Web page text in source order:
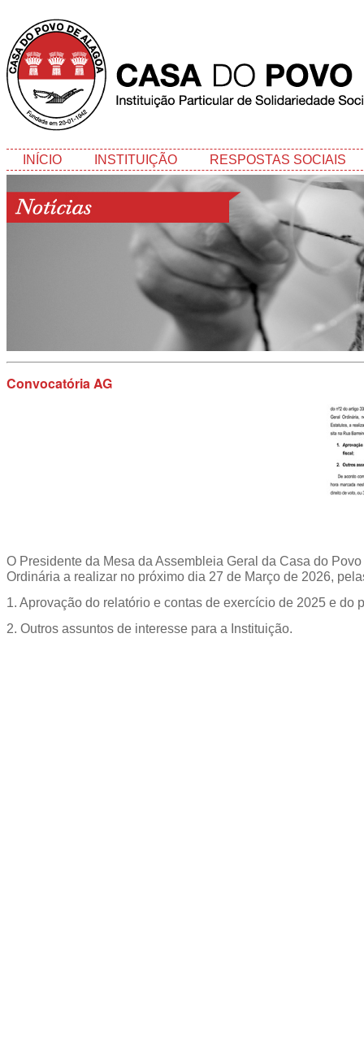
INÍCIO INSTITUIÇÃO RESPOSTAS SOCIAIS
Convocatória AG
O Presidente da Mesa da Assembleia Geral da Casa do
Ordinária a realizar no próximo dia 27 de Março de 2026,
1. Aprovação do relatório e contas de exercício de 2025 e do
2. Outros assuntos de interesse para a Instituição.